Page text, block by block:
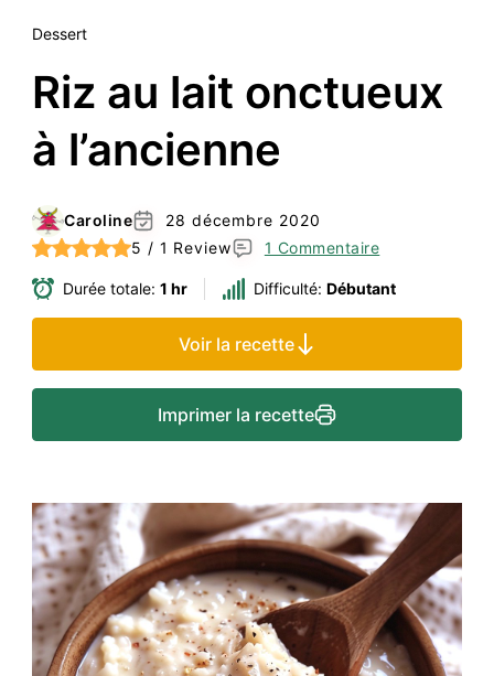
Dessert
Riz au lait onctueux
à l’ancienne
Caroline
28 décembre 2020
5 / 1 Review
1 Commentaire
Durée totale: 1 hr Difficulté: Débutant
Voir la recette
Imprimer la recette